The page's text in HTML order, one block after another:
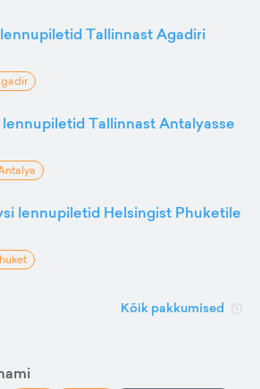
Tallinnast Agadiri
Tallinnast Antalyasse
lennupiletid Helsingist Phuketile
Kõik pakkumised